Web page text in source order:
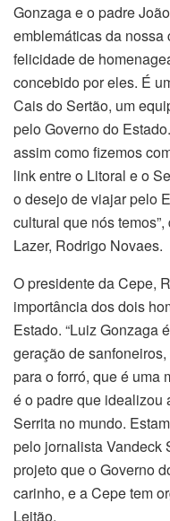
Gonzaga e o padre
emblemáticas da nossa
felicidade de
concebido por eles. É
Cais do Sertão, um
pelo Governo do
assim como fizemos
link entre o Litoral e o
o desejo de viajar pelo
cultural que nós
Lazer, Rodrigo Novaes.
O presidente da Cepe,
importância dos dois
Estado. “Luiz Gonzaga
geração de
para o forró, que é uma
é o padre que idealizou
Serrita no mundo.
pelo jornalista Vandeck
projeto que o Governo
carinho, e a Cepe tem
Leitão.